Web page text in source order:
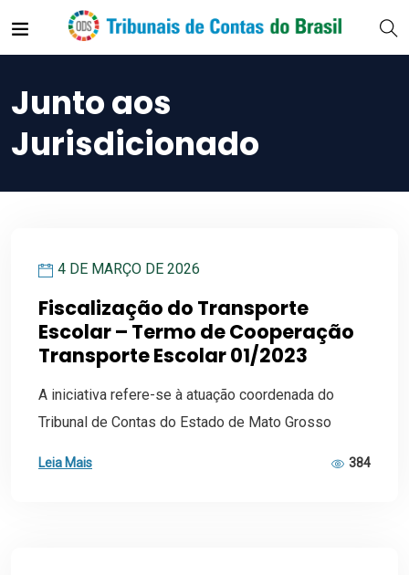
Junto aos
Jurisdicionado
4 DE MARÇO DE 2026
Fiscalização do Transporte
Escolar – Termo de Cooperação
Transporte Escolar 01/2023
A iniciativa refere-se à atuação coordenada do
Tribunal de Contas do Estado de Mato Grosso
Leia Mais 384